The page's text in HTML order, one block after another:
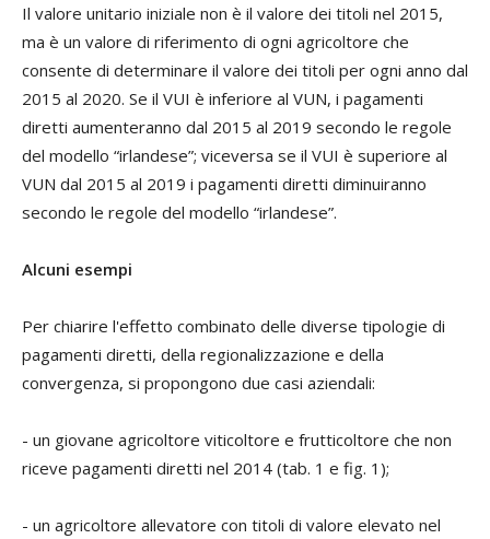
Il valore unitario iniziale non è il valore dei titoli nel 2015,
ma è un valore di riferimento di ogni agricoltore che
consente di determinare il valore dei titoli per ogni anno dal
2015 al 2020. Se il VUI è inferiore al VUN, i pagamenti
diretti aumenteranno dal 2015 al 2019 secondo le regole
del modello “irlandese”; viceversa se il VUI è superiore al
VUN dal 2015 al 2019 i pagamenti diretti diminuiranno
secondo le regole del modello “irlandese”.
Alcuni esempi
Per chiarire l'effetto combinato delle diverse tipologie di
pagamenti diretti, della regionalizzazione e della
convergenza, si propongono due casi aziendali:
- un giovane agricoltore viticoltore e frutticoltore che non
riceve pagamenti diretti nel 2014 (tab. 1 e fig. 1);
- un agricoltore allevatore con titoli di valore elevato nel